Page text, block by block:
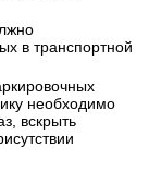
в транспортной
необходимо
вскрыть